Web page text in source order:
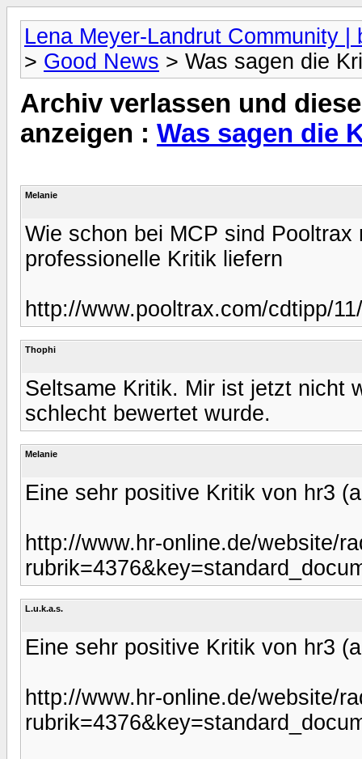
Lena Meyer-Landrut Community |
> Good News > Was sagen die
Archiv verlassen und
anzeigen : Was sagen die
Melanie
Wie schon bei MCP sind
professionelle Kritik liefern
http://www.pooltrax.com/cdtipp/
Thophi
Seltsame Kritik. Mir ist jetzt nicht
schlecht bewertet wurde.
Melanie
Eine sehr positive Kritik von hr3
http://www.hr-online.de/website/
L.u.k.a.s.
Eine sehr positive Kritik von hr3
http://www.hr-online.de/website/